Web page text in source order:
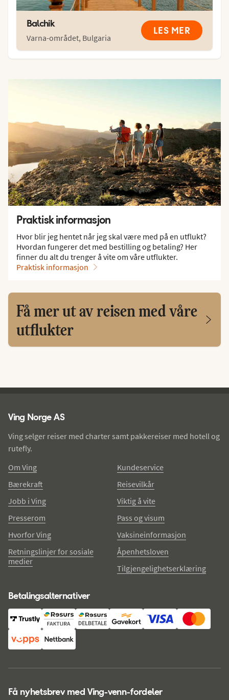
Balchik
Varna-området, Bulgaria
LES MER
Praktisk informasjon
Hvor blir jeg hentet når jeg skal være med på en utflukt?
Hvordan fungerer det med bestilling og betaling? Her
finner du alt du trenger å vite om våre utflukter.
Praktisk informasjon
Få mer ut av reisen med våre
utflukter
Ving Norge AS
Ving selger reiser med charter samt pakkereiser med hotell og
rutefly.
Om Ving
Bærekraft
Jobb i Ving
Presserom
Hvorfor Ving
Retningslinjer for sosiale
medier
Kundeservice
Reisevilkår
Viktig å vite
Pass og visum
Vaksineinformasjon
Åpenhetsloven
Tilgjengelighetserklæring
Betalingsalternativer
Få nyhetsbrev med Ving-venn-fordeler